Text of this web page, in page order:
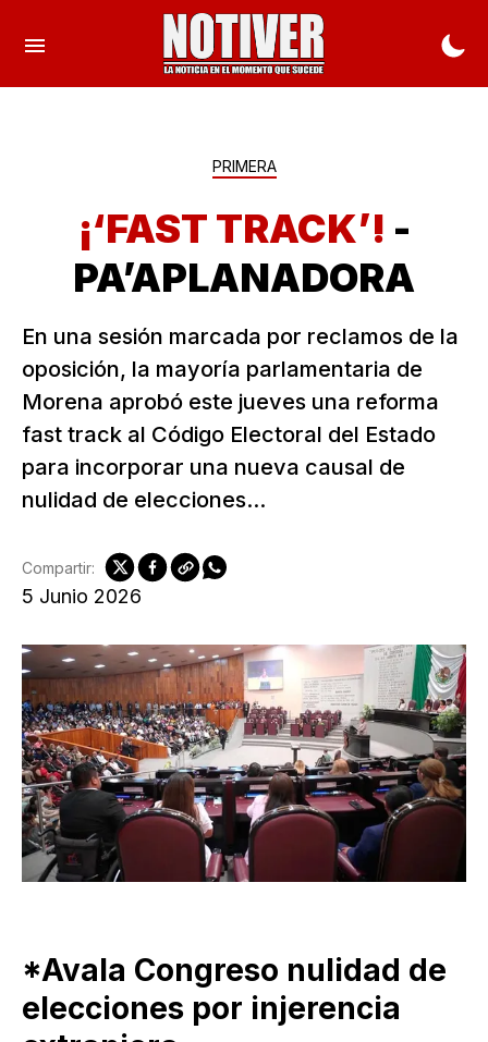
PRIMERA
¡‘FAST TRACK’! -
PA’APLANADORA
En una sesión marcada por reclamos de la
oposición, la mayoría parlamentaria de
Morena aprobó este jueves una reforma
fast track al Código Electoral del Estado
para incorporar una nueva causal de
nulidad de elecciones...
5 Junio 2026
Compartir:
*Avala Congreso nulidad de
elecciones por injerencia